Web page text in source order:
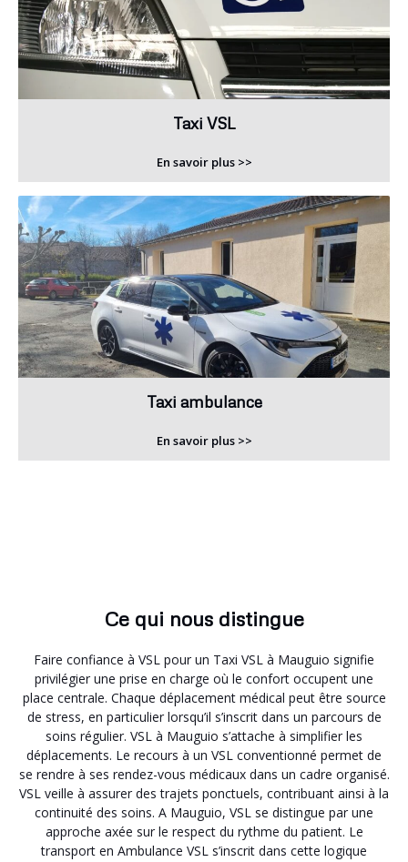
Taxi VSL
En savoir plus >>
Taxi ambulance
En savoir plus >>
Ce qui nous distingue
Faire confiance à VSL pour un Taxi VSL à Mauguio signifie
privilégier une prise en charge où le confort occupent une
place centrale. Chaque déplacement médical peut être source
de stress, en particulier lorsqu’il s’inscrit dans un parcours de
soins régulier. VSL à Mauguio s’attache à simplifier les
déplacements. Le recours à un VSL conventionné permet de
se rendre à ses rendez-vous médicaux dans un cadre organisé.
VSL veille à assurer des trajets ponctuels, contribuant ainsi à la
continuité des soins. A Mauguio, VSL se distingue par une
approche axée sur le respect du rythme du patient. Le
transport en Ambulance VSL s’inscrit dans cette logique